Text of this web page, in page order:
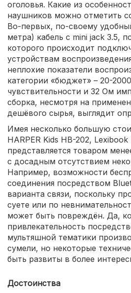
оголовья. Какие из
наушников можно отметить
Во-первых, по-своему
метра) кабель с mini jack 3.5,
которого происходит
устройствам
неплохие показатели
категории «бюджет» – 20-
чувствительности и 32 Ом
сборка, несмотря на
дешёвого сырья, выглядит
Имея несколько большую
HARPER Kids HB-202, Lexibook
представляется товаром
с досадным отсутствием
Например, возможности
соединения посредством
варианта связи, поскольку
суете или по
может быть повреждён. Да,
привлекательность
мультяшной тематики
сумели, но некоторые
быть развиты в более
Достоинства